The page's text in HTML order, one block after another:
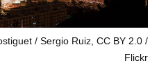
/ Sergio Ruiz, CC BY 2.0
Flickr